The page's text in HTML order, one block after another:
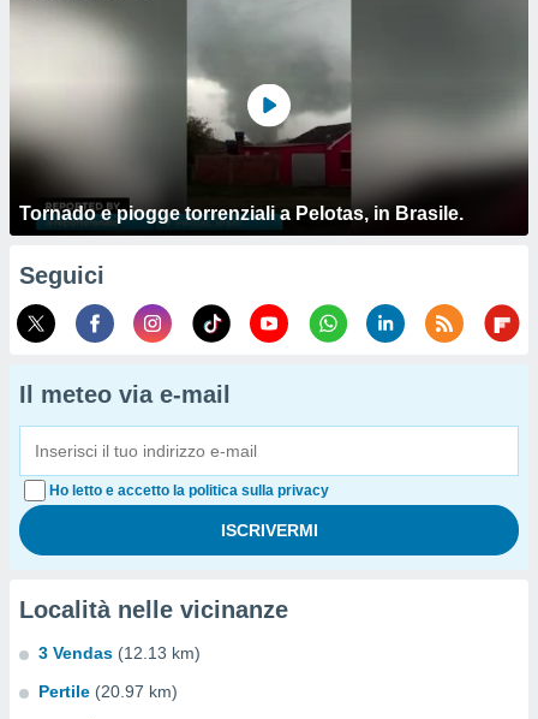
Tornado e piogge torrenziali a Pelotas, in Brasile.
Seguici
Il meteo via e-mail
Ho letto e accetto la politica sulla privacy
Località nelle vicinanze
3 Vendas (12.13 km)
Pertile (20.97 km)